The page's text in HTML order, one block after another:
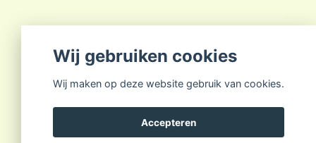
Wij gebruiken cookies
Wij maken op deze website gebruik van cookies.
Accepteren